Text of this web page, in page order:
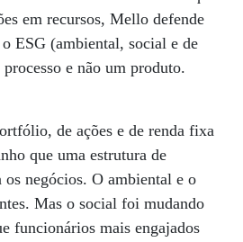
em recursos, Mello defende
ESG (ambiental, social e de
e não um produto.
de ações e de renda fixa
que uma estrutura de
os negócios. O ambiental e o
Mas o social foi mudando
funcionários mais engajados